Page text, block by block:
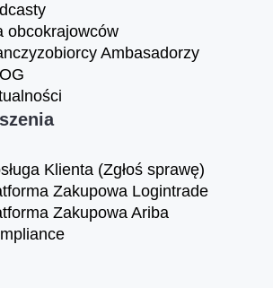
obcokrajowców
Ambasadorzy
Klienta (Zgłoś sprawę)
Zakupowa Logintrade
Zakupowa Ariba